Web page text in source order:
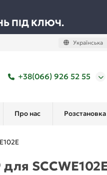
ПІД КЛЮЧ.
Українська
+38(066) 926 52 55
Про нас